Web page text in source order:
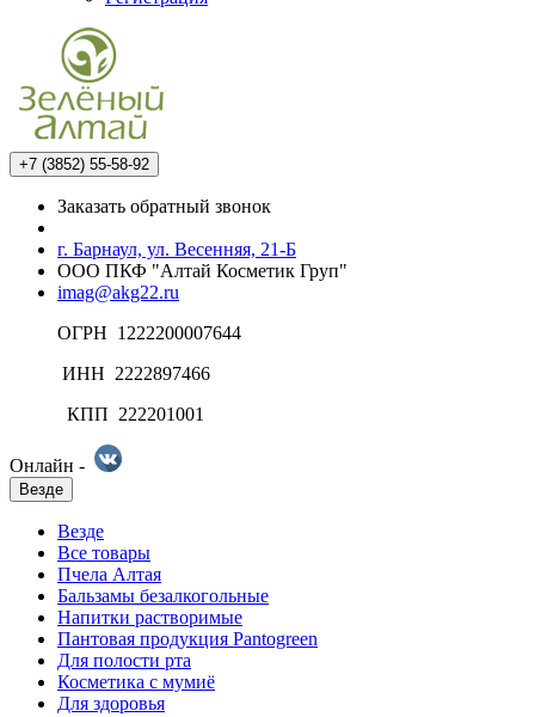
+7 (3852) 55-58-92
Заказать обратный звонок
г. Барнаул, ул. Весенняя, 21-Б
ООО ПКФ "Алтай Косметик Груп"
imag@akg22.ru
ОГРН 1222200007644
ИНН 2222897466
КПП 222201001
Онлайн -
Везде
Везде
Все товары
Пчела Алтая
Бальзамы безалкогольные
Напитки растворимые
Пантовая продукция Pantogreen
Для полости рта
Косметика с мумиё
Для здоровья